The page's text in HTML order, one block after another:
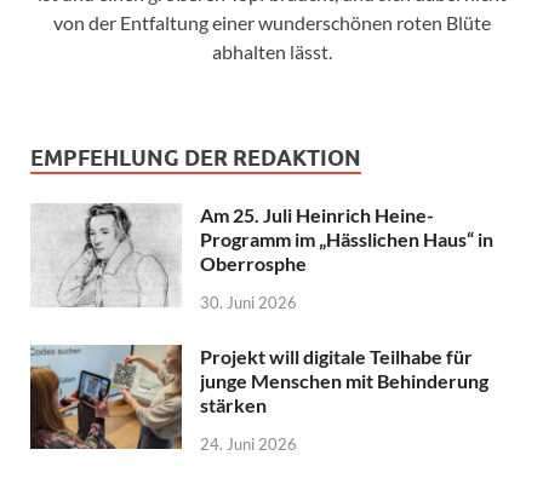
von der Entfaltung einer wunderschönen roten Blüte
abhalten lässt.
EMPFEHLUNG DER REDAKTION
Am 25. Juli Heinrich Heine-
Programm im „Hässlichen Haus“ in
Oberrosphe
30. Juni 2026
Projekt will digitale Teilhabe für
junge Menschen mit Behinderung
stärken
24. Juni 2026